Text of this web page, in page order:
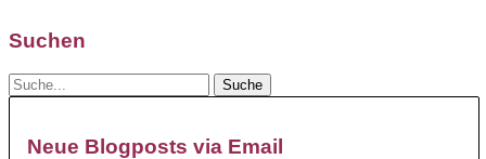
Suchen
Neue Blogposts via Email